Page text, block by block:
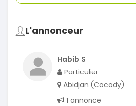
L'annonceur
Habib S
Particulier
Abidjan (Cocody)
1 annonce